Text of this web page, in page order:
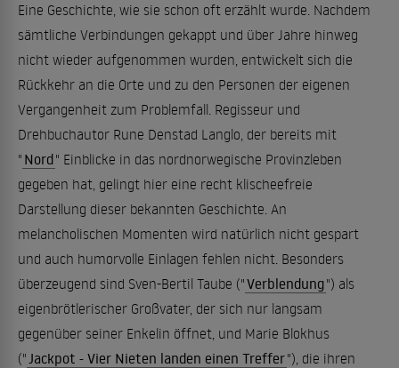
Eine Geschichte, wie sie schon oft erzählt wurde. Nachdem
sämtliche Verbindungen gekappt und über Jahre hinweg
nicht wieder aufgenommen wurden, entwickelt sich die
Rückkehr an die Orte und zu den Personen der eigenen
Vergangenheit zum Problemfall. Regisseur und
Drehbuchautor Rune Denstad Langlo, der bereits mit
" Nord" Einblicke in das nordnorwegische Provinzleben
gegeben hat, gelingt hier eine recht klischeefreie
Darstellung dieser bekannten Geschichte. An
melancholischen Momenten wird natürlich nicht gespart
und auch humorvolle Einlagen fehlen nicht. Besonders
überzeugend sind Sven-Bertil Taube ("Verblendung") als
eigenbrötlerischer Großvater, der sich nur langsam
gegenüber seiner Enkelin öffnet, und Marie Blokhus
("Jackpot - Vier Nieten landen einen Treffer"), die ihren